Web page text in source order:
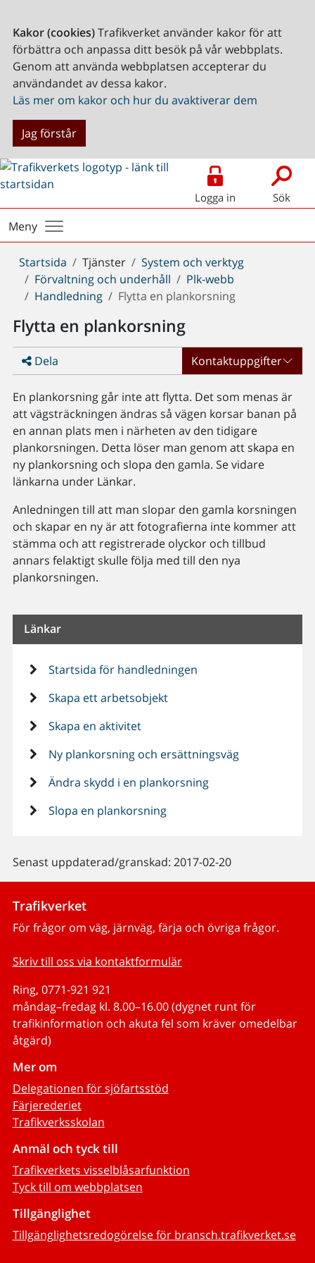
Kakor (cookies)Trafikverket använder kakor för att
förbättra och anpassa ditt besök på vår webbplats.
Genom att använda webbplatsen accepterar du
användandet av dessa kakor.
Läs mer om kakor och hur du avaktiverar dem
Jag förstår
Logga in Sök
Meny
Du
är
här:
Startsida Tjänster
System och verktyg
Förvaltning och underhåll
Plk-webb
Handledning
Flytta en plankorsning
Flytta en plankorsning
Dela Kontaktuppgifter
En plankorsning går inte att flytta. Det som menas är
att vägsträckningen ändras så vägen korsar banan på
en annan plats men i närheten av den tidigare
plankorsningen. Detta löser man genom att skapa en
ny plankorsning och slopa den gamla. Se vidare
länkarna under Länkar.
Anledningen till att man slopar den gamla korsningen
och skapar en ny är att fotografierna inte kommer att
stämma och att registrerade olyckor och tillbud
annars felaktigt skulle följa med till den nya
plankorsningen.
Länkar
Startsida för handledningen
Skapa ett arbetsobjekt
Skapa en aktivitet
Ny plankorsning och ersättningsväg
Ändra skydd i en plankorsning
Slopa en plankorsning
Senast uppdaterad/granskad: 2017-02-20
Trafikverket
För frågor om väg, järnväg, färja och övriga frågor.
Skriv till oss via kontaktformulär
Ring, 0771-921 921
måndag–fredag kl. 8.00–16.00 (dygnet runt för
trafikinformation och akuta fel som kräver omedelbar
åtgärd)
Mer om
Delegationen för sjöfartsstöd
Färjerederiet
Trafikverksskolan
Anmäl och tyck till
Trafikverkets visselblåsarfunktion
Tyck till om webbplatsen
Tillgänglighet
Tillgänglighetsredogörelse för bransch.trafikverket.se